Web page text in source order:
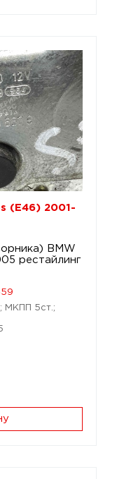
(E46) 2001-
BMW
рестайлинг
МКПП 5ст.;